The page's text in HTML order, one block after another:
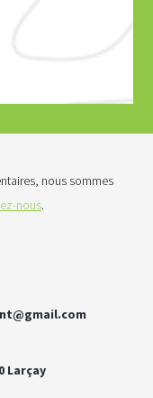
nous sommes
nous.
Larçay